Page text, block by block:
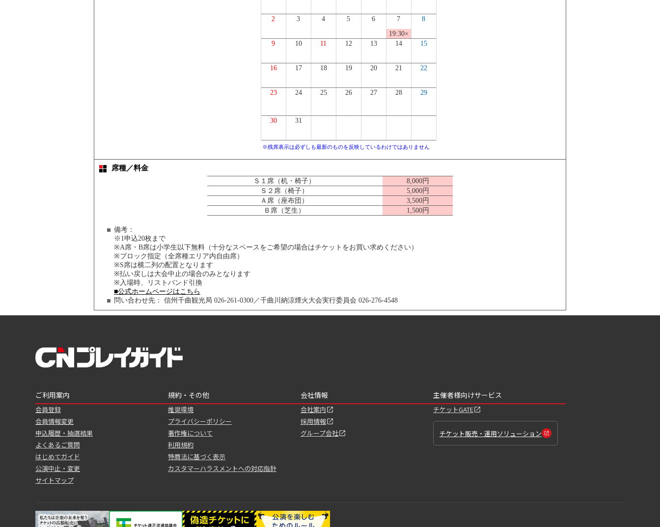
2 3 4 5 6 7
8
19:30×
9
10 11 12 13 14 15
16 17 18 19 20 21 22
23 24 25 26 27 28 29
30 31
※残席表示は必ずしも最新のものを反映しているわけではありません
席種／料金
Ｓ１席（机・椅子）
8,000円
Ｓ２席（椅子）
5,000円
Ａ席（座布団）
3,500円
Ｂ席（芝生）
1,500円
備考：
※1申込20枚まで
※A席・B席は小学生以下無料（十分なスペースをご希望の場合はチケットをお買い求めください）
※ブロック指定（全席種エリア内自由席）
※S席は横二列の配置となります
※払い戻しは大会中止の場合のみとなります
※入場時、リストバンド引換
■公式ホームページはこちら
問い合わせ先： 信州千曲観光局 026-261-0300／千曲川納涼煙火大会実行委員会 026-276-4548
ご利用案内
会員登録
会員情報変更
申込履歴・抽選結果
よくあるご質問
はじめてガイド
公演中止・変更
サイトマップ
規約・その他
推奨環境
プライバシーポリシー
著作権について
利用規約
特商法に基づく表示
カスタマーハラスメントへの対応指針
会社情報
会社案内
採用情報
グループ会社
主催者様向けサービス
チケットGATE
チケット販売・運用ソリューション